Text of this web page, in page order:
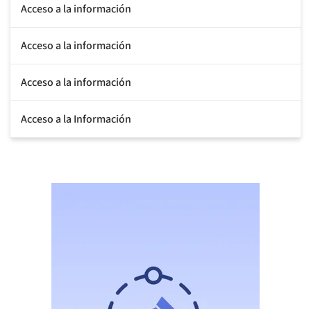
Acceso a la información
Acceso a la información
Acceso a la información
Acceso a la Información